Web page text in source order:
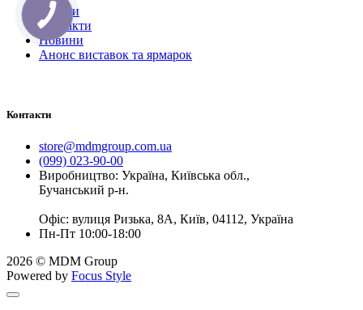
Бренди
Контакти
Новини
Анонс виставок та ярмарок
Контакти
store@mdmgroup.com.ua
(099) 023-90-00
Виробництво: Україна, Київська обл.,
Бучанський р-н.
Офіс: вулиця Ризька, 8А, Київ, 04112, Україна
Пн-Пт 10:00-18:00
2026 © MDM Group
Powered by Focus Style